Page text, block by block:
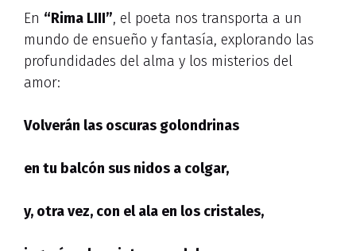
En “Rima LIII”, el poeta nos transporta a un
mundo de ensueño y fantasía, explorando las
profundidades del alma y los misterios del
amor:
Volverán las oscuras golondrinas
en tu balcón sus nidos a colgar,
y, otra vez, con el ala en los cristales,